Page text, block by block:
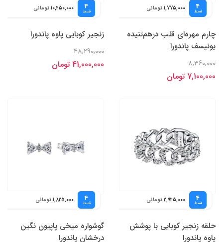
4
قسط 1,775,000 تومانی
چارم مهره‌ای قلب درهم‌تنیده
یونیسف پاندورا
8,360,000
7,100,000 تومان
4
قسط 10,250,000 تومانی
زنجیر کوبایی پاوه پاندورا
48,290,000
41,000,000 تومان
4
قسط 2,925,000 تومانی
حلقه زنجیر کوبایی با پوشش
پاوه پاندورا
4
قسط 1,825,000 تومانی
گوشواره میخی پاپیون نگین
درخشان پاندورا